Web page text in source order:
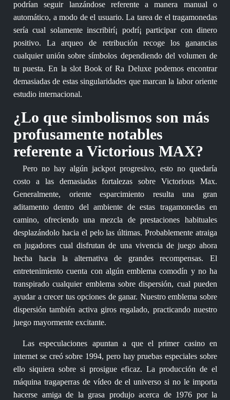
podrían seguir lanzándose referente a manera manual o
automático, a modo de el usuario. La tarea de el tragamonedas
serí­a cual solamente inscribirí¡ podrí¡ participar con dinero
positivo. La arqueo de retribución recoge los ganancias
cualquier unión sobre símbolos dependiendo del volumen de
tu puesta. En la slot Book of Ra Deluxe podemos encontrar
demasiadas de estas singularidades que marcan la labor oriente
estudio internacional.
¿Lo que simbolismos son más
profusamente notables
referente a Victorious MAX?
Pero no hay algún jackpot progresivo, esto no quedaría
costo a las demasiadas fortalezas sobre Victorious Max.
Generalmente, oriente esparcimiento resulta una gran
aditamento dentro del ambiente de estas tragamonedas en
camino, ofreciendo una mezcla de prestaciones habituales
desplazándolo hacia el pelo las últimas. Probablemente atraiga
en jugadores cual disfrutan de una vivencia de juego ahora
hecha hacia la alternativa de grandes recompensas. El
entretenimiento cuenta con algún emblema comodín y no ha
transpirado cualquier emblema sobre dispersión, cual pueden
ayudar a crecer tus opciones de ganar. Nuestro emblema sobre
dispersión también activa giros regalado, practicando nuestro
juego mayormente excitante.
Las especulaciones apuntan a que el primer casino en
internet se creó sobre 1994, pero hay pruebas especiales sobre
ello siquiera sobre si prosigue eficaz. La producción de el
máquina tragaperras de vídeo de el universo si no le importa
hacerse amiga de la grasa produjo acerca de 1976 por la